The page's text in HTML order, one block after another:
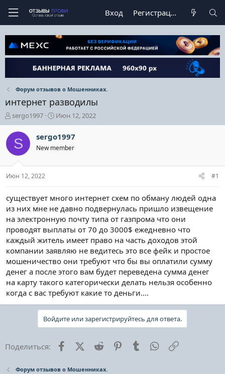
Вход Регистрация
Форум отзывов о Мошенниках.
интернет разводилы
А
в
т
о
р
е
м
sergo1997
Д
а
а
н
ч
а
Июн 12, 2022
S sergo1997
New member
Июн 12, 2022 #1
существует много интернет схем по обману людей одна
из них мне не давно подвернулась пришло извещение
на электронную почту типа от газпрома что они
проводят выплаты от 70 до 3000$ ежедневно что
каждый житель имеет право на часть доходов этой
компании заявляю не ведитесь это все фейк и простое
мошеничество они требуют что бы вы оплатили сумму
денег а после этого вам будет переведена сумма денег
на карту такого категорически делать нельзя особенно
когда с вас требуют какие то деньги....
Войдите или зарегистрируйтесь для ответа.
Поделиться: FacebookX (Twitter)
Reddit PinterestTumblr WhatsApp
Форум отзывов о Мошенниках.